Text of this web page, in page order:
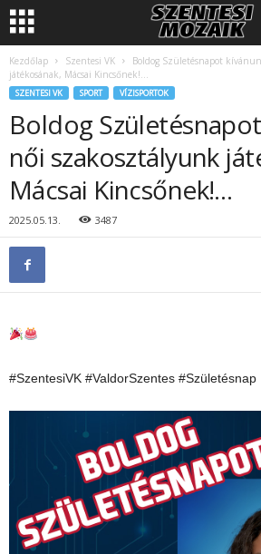
Kezdőlap Szentesi VK
Boldog Születésnapot
játékosának, Mácsai Kincsőnek!…
SZENTESI VK SPORT VÍZISPORTOK
Boldog
női szakosztályunk
Mácsai Kincsőnek!…
2025.05.13. 3487
#SzentesiVK #ValdorSzentes #Születésnap